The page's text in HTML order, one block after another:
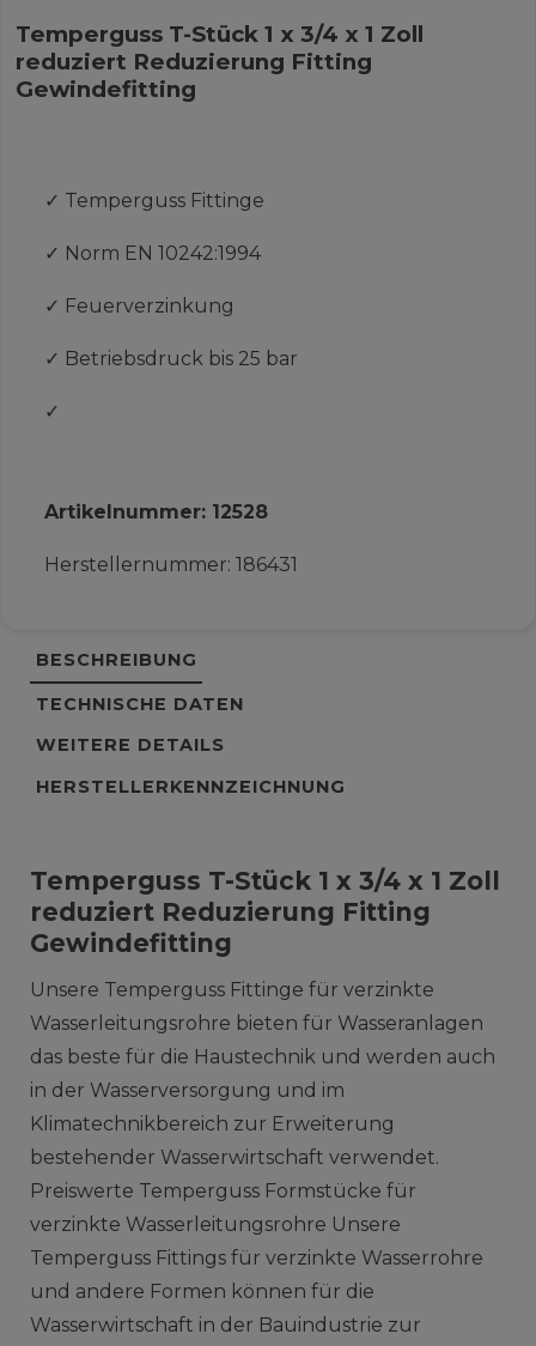
Temperguss T-Stück 1 x 3/4 x 1 Zoll
reduziert Reduzierung Fitting
Gewindefitting
✓ Temperguss Fittinge
✓ Norm EN 10242:1994
✓ Feuerverzinkung
✓ Betriebsdruck bis 25 bar
✓
Artikelnummer: 12528
Herstellernummer: 186431
BESCHREIBUNG
TECHNISCHE DATEN
WEITERE DETAILS
HERSTELLERKENNZEICHNUNG
Temperguss T-Stück 1 x 3/4 x 1 Zoll
reduziert Reduzierung Fitting
Gewindefitting
Unsere Temperguss Fittinge für verzinkte
Wasserleitungsrohre bieten für Wasseranlagen
das beste für die Haustechnik und werden auch
in der Wasserversorgung und im
Klimatechnikbereich zur Erweiterung
bestehender Wasserwirtschaft verwendet.
Preiswerte Temperguss Formstücke für
verzinkte Wasserleitungsrohre Unsere
Temperguss Fittings für verzinkte Wasserrohre
und andere Formen können für die
Wasserwirtschaft in der Bauindustrie zur